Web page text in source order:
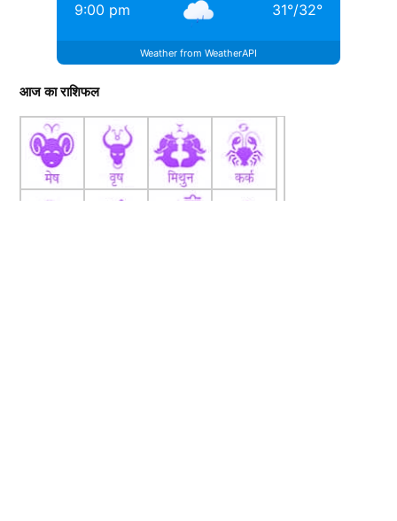
9:00 pm 31°/32°
Weather from WeatherAPI
आज का राशिफल